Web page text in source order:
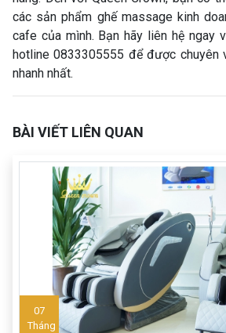
các sản phẩm ghế massage kinh
cafe của mình. Bạn hãy liên hệ ngay
hotline 0833305555 để được chuyên
nhanh nhất.
BÀI VIẾT LIÊN QUAN
07
Tháng